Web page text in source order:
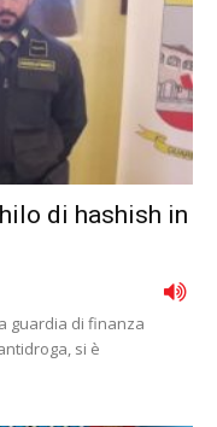
di hashish in
guardia di finanza
si è